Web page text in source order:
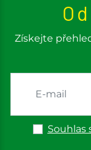
Získejte
Souhlas